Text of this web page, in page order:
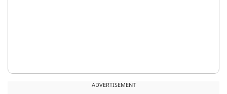
ADVERTISEMENT